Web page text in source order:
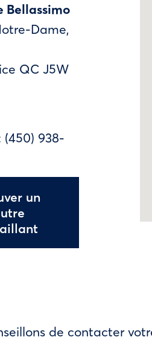
Bellassimo
Dame,
QC J5W
(450) 938-
un
de contacter